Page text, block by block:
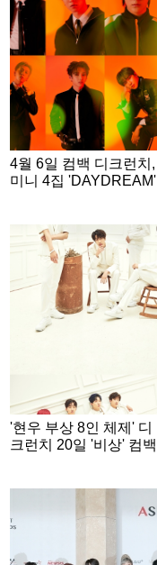
4월 6일 컴백 디크런치,
미니 4집 'DAYDREAM'
'현우 부상 8인 체제' 디
크런치 20일 '비상' 컴백